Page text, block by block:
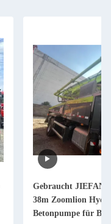
Gebraucht
38m Zoomlion
Betonpumpe für